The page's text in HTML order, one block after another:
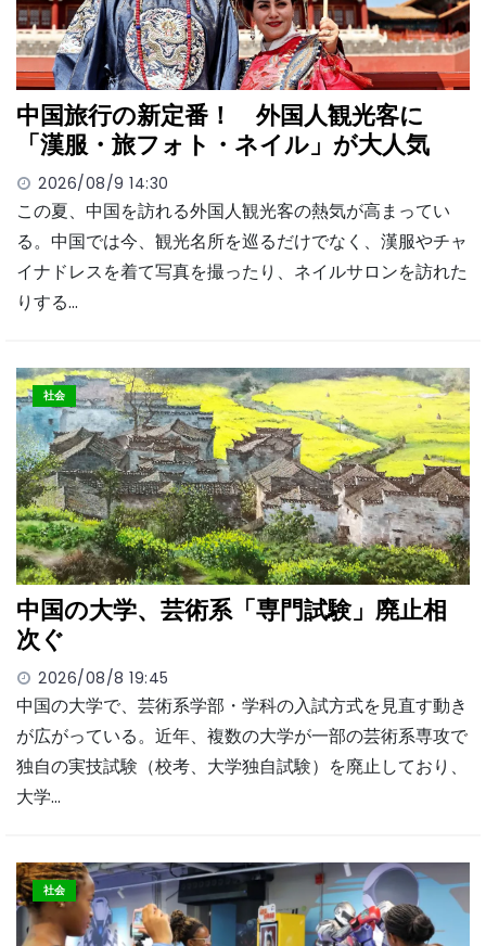
中国旅行の新定番！ 外国人観光客に
「漢服・旅フォト・ネイル」が大人気
2026/08/9 14:30
この夏、中国を訪れる外国人観光客の熱気が高まってい
る。中国では今、観光名所を巡るだけでなく、漢服やチャ
イナドレスを着て写真を撮ったり、ネイルサロンを訪れた
りする…
社会
中国の大学、芸術系「専門試験」廃止相
次ぐ
2026/08/8 19:45
中国の大学で、芸術系学部・学科の入試方式を見直す動き
が広がっている。近年、複数の大学が一部の芸術系専攻で
独自の実技試験（校考、大学独自試験）を廃止しており、
大学…
社会